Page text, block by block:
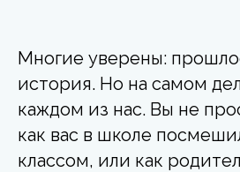
Многие уверены:
история. Но на самом
каждом из нас. Вы не
как вас в школе
классом, или как